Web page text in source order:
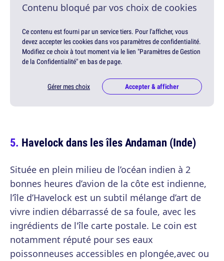
Contenu bloqué par vos choix de cookies
Ce contenu est fourni par un service tiers. Pour l'afficher, vous
devez accepter les cookies dans vos paramètres de confidentialité.
Modifiez ce choix à tout moment via le lien "Paramètres de Gestion
de la Confidentialité" en bas de page.
Gérer mes choix Accepter & afficher
Havelock dans les îles Andaman (Inde)
Située en plein milieu de l’océan indien à 2
bonnes heures d’avion de la côte est indienne,
l’île d’Havelock est un subtil mélange d’art de
vivre indien débarrassé de sa foule, avec les
ingrédients de l'île carte postale. Le coin est
notamment réputé pour ses eaux
poissonneuses accessibles en plongée,avec ou